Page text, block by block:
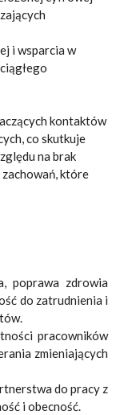
i wsparcia w
kontaktów
co skutkuje
na brak
które
poprawa zdrowia
do zatrudnienia i
pracowników
zmieniających
do pracy z
i obecność.